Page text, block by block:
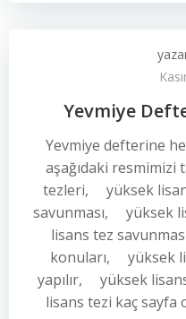
Yevmiye
Yevmiye defterine
aşağıdaki
tezleri, yüksek
savunması, yüksek
lisans tez
konuları, yüksek
yapılır, yüksek
lisans tezi kaç